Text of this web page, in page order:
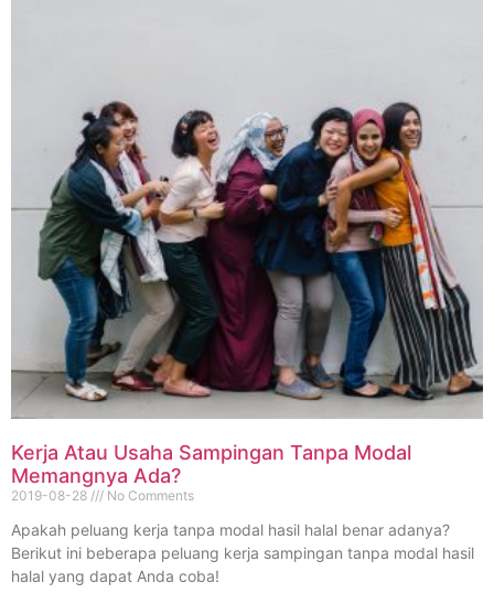
Kerja Atau Usaha Sampingan Tanpa Modal
Memangnya Ada?
2019-08-28 No Comments
Apakah peluang kerja tanpa modal hasil halal benar adanya?
Berikut ini beberapa peluang kerja sampingan tanpa modal hasil
halal yang dapat Anda coba!